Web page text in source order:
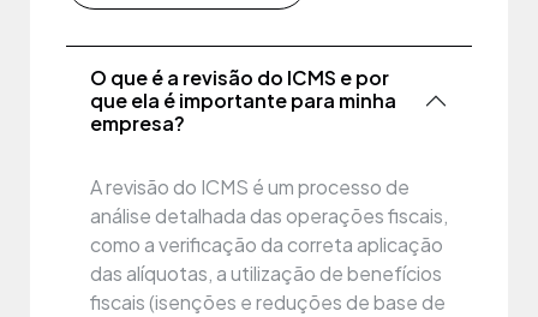
O que é a revisão do ICMS e por
que ela é importante para minha
empresa?
A revisão do ICMS é um processo de
análise detalhada das operações fiscais,
como a verificação da correta aplicação
das alíquotas, a utilização de benefícios
fiscais (isenções e reduções de base de